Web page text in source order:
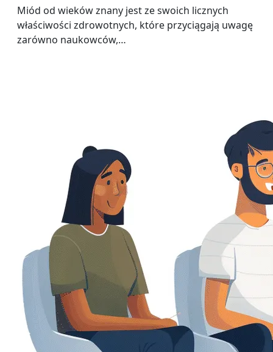
Miód od wieków znany jest ze swoich licznych
właściwości zdrowotnych, które przyciągają uwagę
zarówno naukowców,…